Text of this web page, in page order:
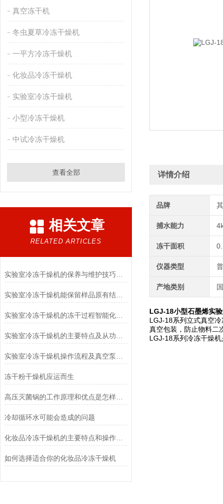
真空冻干机
冬虫夏草冷冻干燥机
一平方冷冻干燥机
化妆品冷冻干燥机
实验室冷冻干燥机
小型冷冻干燥机
中试冷冻干燥机
查看全部
相关文章
RELATED ARTICLES
实验室冷冻干燥机能保留样品原有结构和活性
实验室冷冻干燥机的冻干过程智能化功能和基本操作流程
冻干粉干燥机应运而生
高压灭菌锅的工作原理和优点是怎样的？
冷却循环水可能会造成的问题
化妆品冷冻干燥机的主要特点和操作管理方法介绍
如何选择适合你的化妆品冷冻干燥机
详情介绍
品牌
捕水能力
冻干面积
仪器类型
产地类别
LGJ-18小型石墨烯实
LGJ-18系列立式真空
真空包装，防止物料二
LGJ-18系列冷冻干燥